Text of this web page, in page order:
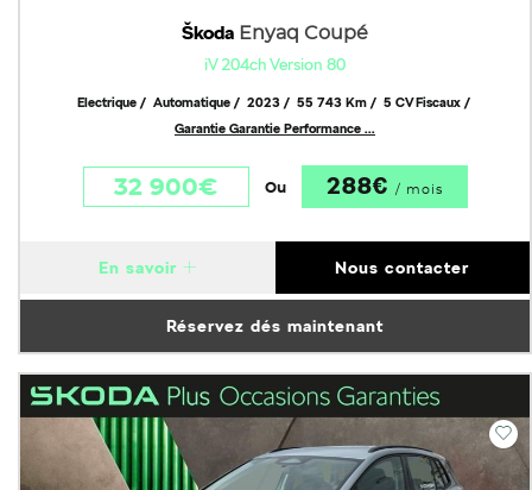
Škoda Enyaq Coupé
iV 204ch Version 80
Electrique Automatique 2023 55 743 Km
5 CV Fiscaux
Garantie Garantie Performance ...
32 900€ Ou 288€ / mois
Réservez dés maintenant
En savoir Nous contacter